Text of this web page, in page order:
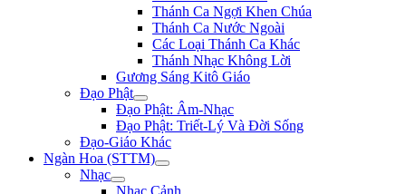
Thánh Ca Ngợi Khen Chúa
Thánh Ca Nước Ngoài
Các Loại Thánh Ca Khác
Thánh Nhạc Không Lời
Gương Sáng Kitô Giáo
Đạo Phật
Đạo Phật: Âm-Nhạc
Đạo Phật: Triết-Lý Và Đời Sống
Đạo-Giáo Khác
Ngàn Hoa (STTM)
Nhạc
Nhạc Cảnh